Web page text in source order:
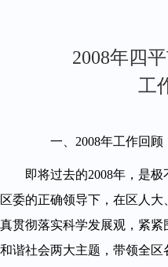
2008年四
工
一、2008年工作回顾
即将过去的2008年，是极
区委的正确领导下，在区人
真贯彻落实科学发展观，紧
和谐社会两大主题，带领全区